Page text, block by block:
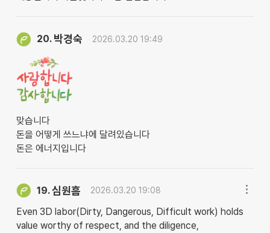
20. 박경숙 2026.03.20 19:49
맞습니다
돈을 어떻게 쓰느냐에 달려있습니다
돈은 에너지입니다
19.심원흠 2026.03.20 19:08
Even 3D labor(Dirty, Dangerous, Difficult work) holds
value worthy of respect, and the diligence,